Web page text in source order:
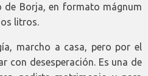
de Borja, en formato mágnum
litros.
marcho a casa, pero por el
con desesperación. Es una de